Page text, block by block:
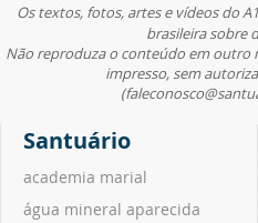
Os textos, fotos, artes e vídeos do
brasileira sobre
Não reproduza o conteúdo em outro
impresso, sem
Santuário
academia marial
água mineral aparecida